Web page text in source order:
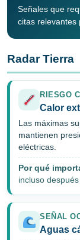
Señales que
citas relevantes
Radar Tierra
RIESGO
Calor
Las máximas
mantienen
eléctricas.
Por qué
incluso
SEÑAL
Aguas